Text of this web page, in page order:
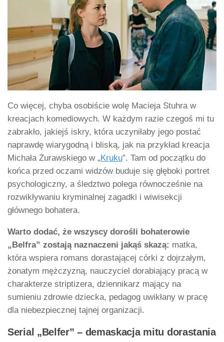
Co więcej, chyba osobiście wolę Macieja Stuhra w
kreacjach komediowych. W każdym razie czegoś mi tu
zabrakło, jakiejś iskry, która uczyniłaby jego postać
naprawdę wiarygodną i bliską, jak na przykład kreacja
Michała Żurawskiego w „ Kruku”. Tam od początku do
końca przed oczami widzów buduje się głęboki portret
psychologiczny, a śledztwo polega równocześnie na
rozwikływaniu kryminalnej zagadki i wiwisekcji
głównego bohatera.
Warto dodać, że wszyscy dorośli bohaterowie
„Belfra” zostają naznaczeni jakąś skazą: matka,
która wspiera romans dorastającej córki z dojrzałym,
żonatym mężczyzną, nauczyciel dorabiający pracą w
charakterze striptizera, dziennikarz mający na
sumieniu zdrowie dziecka, pedagog uwikłany w pracę
dla niebezpiecznej tajnej organizacji.
Serial „Belfer” – demaskacja mitu dorastania